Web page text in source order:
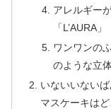
アレルギー
「L’AURA」
ワンワンの
のような立
いないいない
マスケーキは